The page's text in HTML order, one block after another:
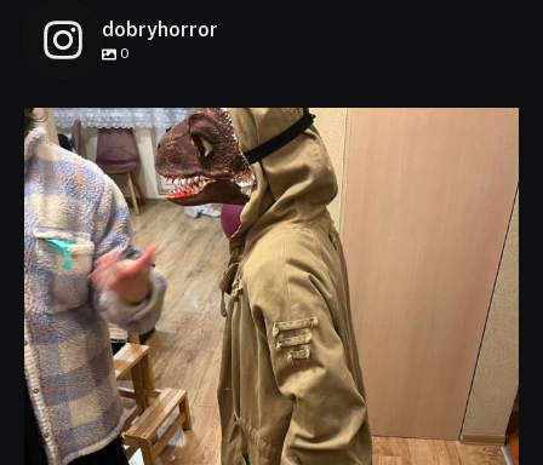
dobryhorror
0
dobryhorror
Lis 1